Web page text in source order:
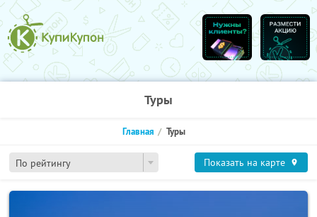
Туры
По рейтингу
Главная Туры
Показать на карте